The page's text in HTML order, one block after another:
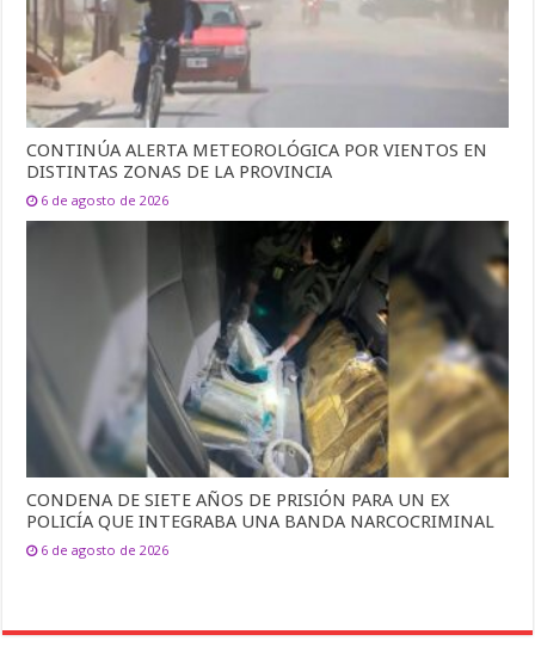
CONTINÚA ALERTA METEOROLÓGICA POR VIENTOS EN
DISTINTAS ZONAS DE LA PROVINCIA
6 de agosto de 2026
CONDENA DE SIETE AÑOS DE PRISIÓN PARA UN EX
POLICÍA QUE INTEGRABA UNA BANDA NARCOCRIMINAL
6 de agosto de 2026